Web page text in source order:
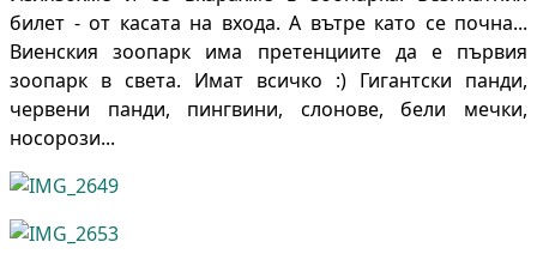
билет - от касата на входа. А вътре като се почна...
Виенския зоопарк има претенциите да е първия
зоопарк в света. Имат всичко :) Гигантски панди,
червени панди, пингвини, слонове, бели мечки,
носорози...